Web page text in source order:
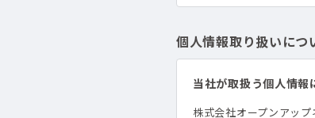
個人情報取り扱いにつ
当社が取扱う個人情報
株式会社オープンアッ